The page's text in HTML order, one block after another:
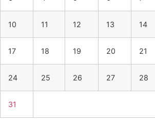
10 11 12 13 14
17 18 19 20 21
24 25 26 27 28
31